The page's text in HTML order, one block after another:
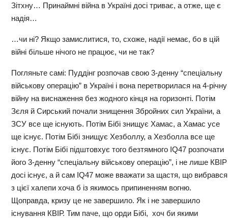
Зітхну… Принаймні війна в Україні досі триває, а отже, ще є
надія…
…чи ні? Якщо замислитися, то, схоже, надії немає, бо в цій
війні більше нічого не працює, чи не так?
Погляньте самі: Пуддінг розпочав свою 3-денну “спеціальну
військову операцію” в Україні і вона перетворилася на 4-річну
війну на виснаження без жодного кінця на горизонті. Потім
Зєля й Сирський почали знищення Збройних сил України, а
ЗСУ все ще існують. Потім Бібі знищує Хамас, а Хамас усе
ще існує. Потім Бібі знищує Хезболлу, а Хезболла все ще
існує. Потім Бібі підштовхує того безтямного IQ47 розпочати
його 3-денну “спеціальну військову операцію”, і не лише КВІР
досі існує, а й сам IQ47 може вважати за щастя, що вибрався
з цієї халепи хоча б із якимось припиненням вогню.
Щоправда, кризу це не завершило. Як і не завершило
існування КВІР. Тим паче, що орди Бібі, хоч би якими